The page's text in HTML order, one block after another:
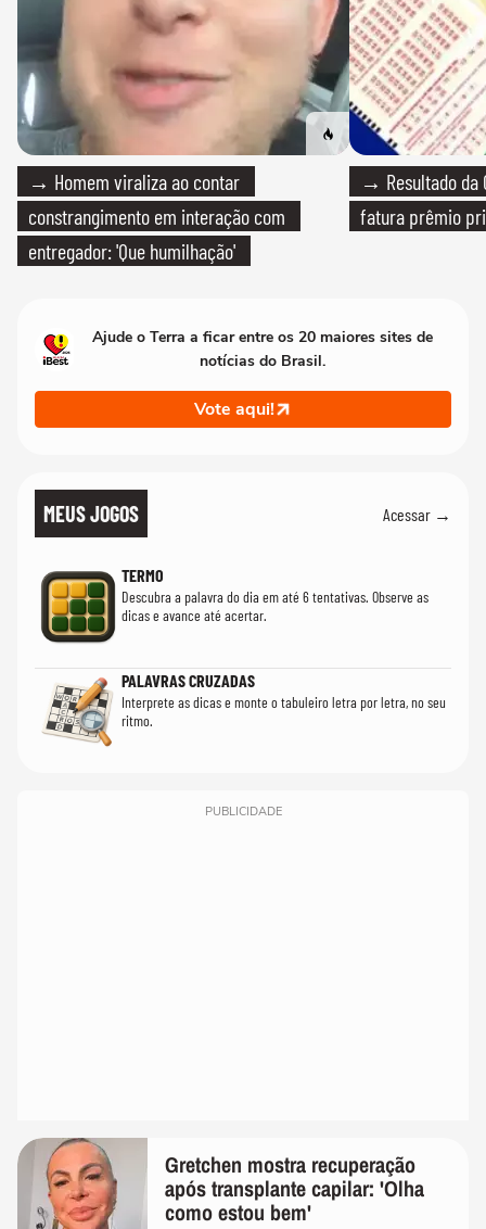
→ Homem viraliza ao contar
constrangimento em interação com
entregador: 'Que humilhação'
→ Resultado da
fatura prêmio
Ajude o Terra a ficar entre os 20 maiores sites de
notícias do Brasil.
Vote aqui!
MEUS JOGOS Acessar →
TERMO
Descubra a palavra do dia em até 6 tentativas. Observe as
dicas e avance até acertar.
PALAVRAS CRUZADAS
Interprete as dicas e monte o tabuleiro letra por letra, no seu
ritmo.
PUBLICIDADE
Gretchen mostra recuperação
após transplante capilar: 'Olha
como estou bem'